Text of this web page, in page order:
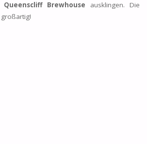
Queenscliff Brewhouse ausklingen. Die